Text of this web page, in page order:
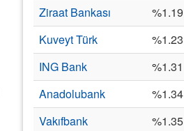
Ziraat Bankası
%1.19
Kuveyt Türk
%1.23
ING Bank
%1.31
Anadolubank
%1.34
Vakıfbank
%1.35